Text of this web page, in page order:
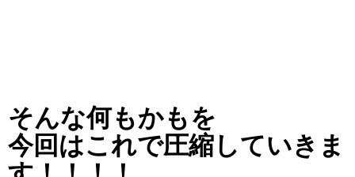
そんな何もかもを
今回はこれで圧縮していきま